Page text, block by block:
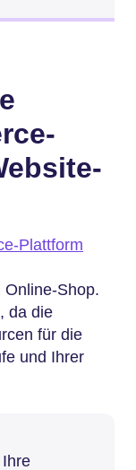
Plattform
Shop.
da die
für die
und Ihrer